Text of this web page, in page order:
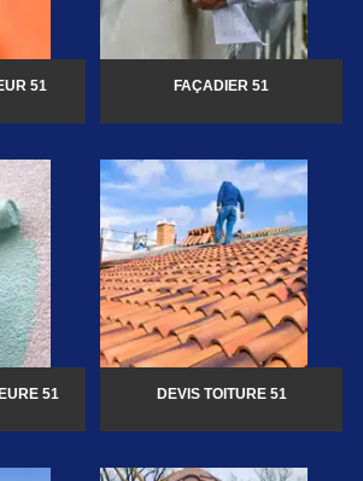
51 FAÇADIER 51
51 DEVIS TOITURE 51